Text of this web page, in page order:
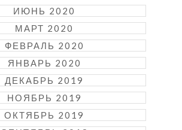
ИЮНЬ 2020
МАРТ 2020
ФЕВРАЛЬ 2020
ЯНВАРЬ 2020
ДЕКАБРЬ 2019
НОЯБРЬ 2019
ОКТЯБРЬ 2019